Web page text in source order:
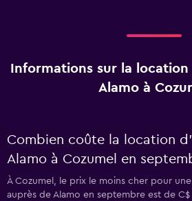
Informations sur la
Alamo à
Combien coûte la location
Alamo à Cozumel en
À Cozumel, le prix le moins cher pour
auprès de Alamo en septembre est de